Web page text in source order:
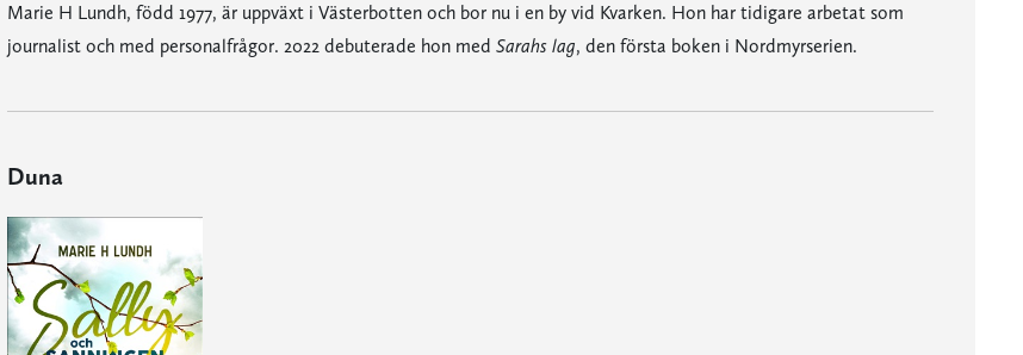
Marie H Lundh, född 1977, är uppväxt i Västerbotten och bor nu i en by vid Kvarken. Hon har tidigare arbetat som
journalist och med personalfrågor. 2022 debuterade hon med Sarahs lag, den första boken i Nordmyrserien.
Duna